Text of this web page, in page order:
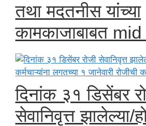
तथा मदतनीस यांच्या
कामकाजाबाबत
दिनांक ३१ डिसेंबर
सेवानिवृत्त झालेल्या/